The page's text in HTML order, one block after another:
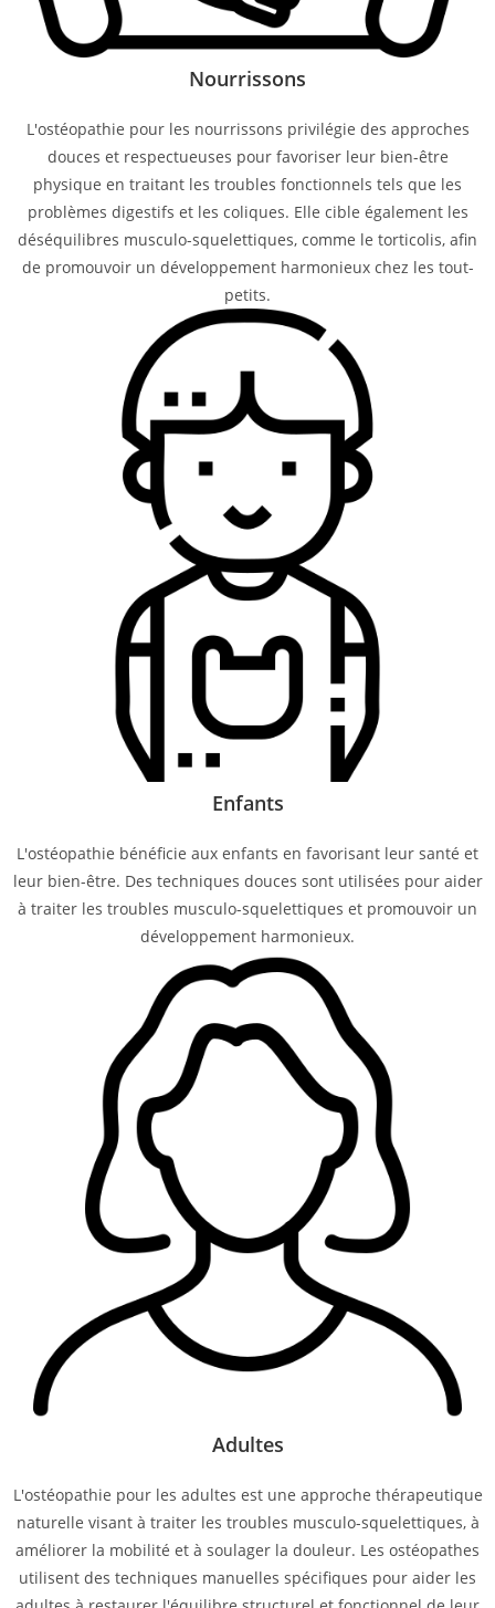
Nourrissons
L'ostéopathie pour les nourrissons privilégie des approches
douces et respectueuses pour favoriser leur bien-être
physique en traitant les troubles fonctionnels tels que les
problèmes digestifs et les coliques. Elle cible également les
déséquilibres musculo-squelettiques, comme le torticolis, afin
de promouvoir un développement harmonieux chez les tout-
petits.
Enfants
L'ostéopathie bénéficie aux enfants en favorisant leur santé et
leur bien-être. Des techniques douces sont utilisées pour aider
à traiter les troubles musculo-squelettiques et promouvoir un
développement harmonieux.
Adultes
L'ostéopathie pour les adultes est une approche thérapeutique
naturelle visant à traiter les troubles musculo-squelettiques, à
améliorer la mobilité et à soulager la douleur. Les ostéopathes
utilisent des techniques manuelles spécifiques pour aider les